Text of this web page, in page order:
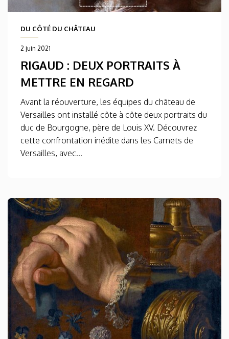
DU CÔTÉ DU CHÂTEAU
2 juin 2021
RIGAUD : DEUX PORTRAITS À
METTRE EN REGARD
Avant la réouverture, les équipes du château de
Versailles ont installé côte à côte deux portraits du
duc de Bourgogne, père de Louis XV. Découvrez
cette confrontation inédite dans les Carnets de
Versailles, avec...